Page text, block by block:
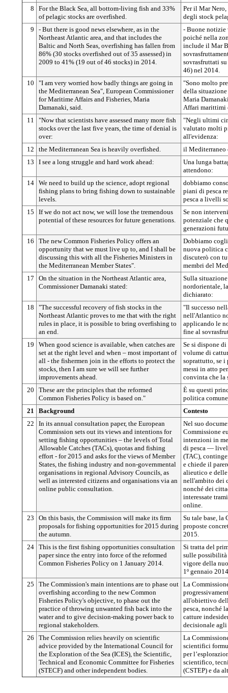
8
For the Black Sea, all bottom-living fish and 33%
of pelagic stocks are overfished.
Per il Mar
degli stock
9
- But there is good news elsewhere, as in the
Northeast Atlantic area, and that includes the
Baltic and North Seas, overfishing has fallen from
86% (30 stocks overfished out of 35 assessed) in
2009 to 41% (19 out of 46 stocks) in 2014.
- Buone notizie
poiché nella
include il Mar
sovrasfruttati
46) nel 2014.
10
"I am very worried how badly things are going in
the Mediterranean Sea", European Commissioner
for Maritime Affairs and Fisheries, Maria
Damanaki, said.
"Sono molto
della
Maria
Affari marittimi
11
"Now that scientists have assessed many more fish
stocks over the last five years, the time of denial is
over:
"Negli ultimi
valutato molti
all'evidenza:
12
the Mediterranean Sea is heavily overfished.
il Mediterraneo
13
I see a long struggle and hard work ahead:
Una lunga
attendono:
14 We need to build up the science, adopt regional
fishing plans to bring fishing down to sustainable
levels.
dobbiamo
piani di pesca
pesca a livelli
15
If we do not act now, we will lose the tremendous
potential of these resources for future generations.
Se non
potenziale che
generazioni
16
The new Common Fisheries Policy offers an
opportunity that we must live up to, and I shall be
discussing this with all the Fisheries Ministers in
the Mediterranean Member States".
Dobbiamo
nuova politica
discuterò con
membri del
17
On the situation in the Northeast Atlantic area,
Commissioner Damanaki stated:
Sulla
nordorientale,
dichiarato:
18
"The successful recovery of fish stocks in the
Northeast Atlantic proves to me that with the right
rules in place, it is possible to bring overfishing to
an end.
"Il successo
nell'Atlantico
applicando le
fine al
19
When good science is available, when catches are
set at the right level and when – most important of
all - the fishermen join in the efforts to protect the
stocks, then I am sure we will see further
improvements ahead.
Se si dispone
volume di
soprattutto, se i
messi in atto
convinta che la
20
These are the principles that the reformed
Common Fisheries Policy is based on."
È su questi
politica
21
Background
Contesto
22
In its annual consultation paper, the European
Commission sets out its views and intentions for
setting fishing opportunities – the levels of Total
Allowable Catches (TACs), quotas and fishing
effort - for 2015 and asks for the views of Member
States, the fishing industry and non-governmental
organisations in regional Advisory Councils, as
well as interested citizens and organisations via an
online public consultation.
Nel suo
Commissione
intenzioni in
di pesca —
(TAC),
e chiede il
alieutico e
nell'ambito dei
nonché dei
interessate
online.
23
On this basis, the Commission will make its firm
proposals for fishing opportunities for 2015 during
the autumn.
Su tale base, la
proposte
2015.
24 This is the first fishing opportunities consultation
paper since the entry into force of the reformed
Common Fisheries Policy on 1 January 2014.
Si tratta del
sulle possibilità
vigore della
1º gennaio
25
The Commission's main intentions are to phase out
overfishing according to the new Common
Fisheries Policy's objective, to phase out the
practice of throwing unwanted fish back into the
water and to give decision-making power back to
regional stakeholders.
La
all'obiettivo
pesca, nonché
catture
decisionale
26
The Commission relies heavily on scientific
advice provided by the International Council for
the Exploration of the Sea (ICES), the Scientific,
Technical and Economic Committee for Fisheries
(STECF) and other independent bodies.
La
scientifici
per
scientifico,
(CSTEP) e da